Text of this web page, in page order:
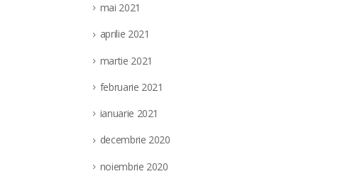
mai 2021
aprilie 2021
martie 2021
februarie 2021
ianuarie 2021
decembrie 2020
noiembrie 2020